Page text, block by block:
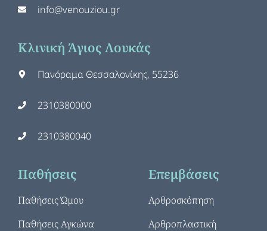
info@venouziou.gr
Κλινική Άγιος Λουκάς
Πανόραμα Θεσσαλονίκης, 55236
2310380000
2310380040
Παθήσεις
Παθήσεις Ώμου
Παθήσεις Αγκώνα
Επεμβάσεις
Αρθροσκόπηση
Αρθροπλαστική